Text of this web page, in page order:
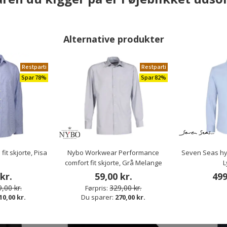
ANDRE HAR OGSÅ KØBT
Mix 3 - spar 20%
Alternative produkter
Restparti
Spar 78%
skjorte, Pisa
kr.
kr.
Restparti
Spar 82%
Nybo Workwear Performance
comfort fit skjorte, Grå Melange
59,00 kr.
Førpris: 329,00 kr.
Du sparer: 270,00 kr.
Seven Seas